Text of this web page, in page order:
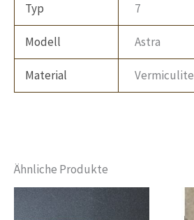
Typ 7
Modell Astra
Material Vermiculite
Ähnliche Produkte